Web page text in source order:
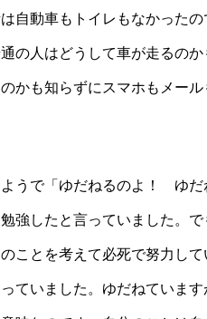
自動車もトイレもなかったの
の人はどうして車が走るの
かも知らずにスマホもメール
うで「ゆだねるのよ！ ゆだ
強したと言っていました。
ことを考えて必死で努力し
ていました。ゆだねていま